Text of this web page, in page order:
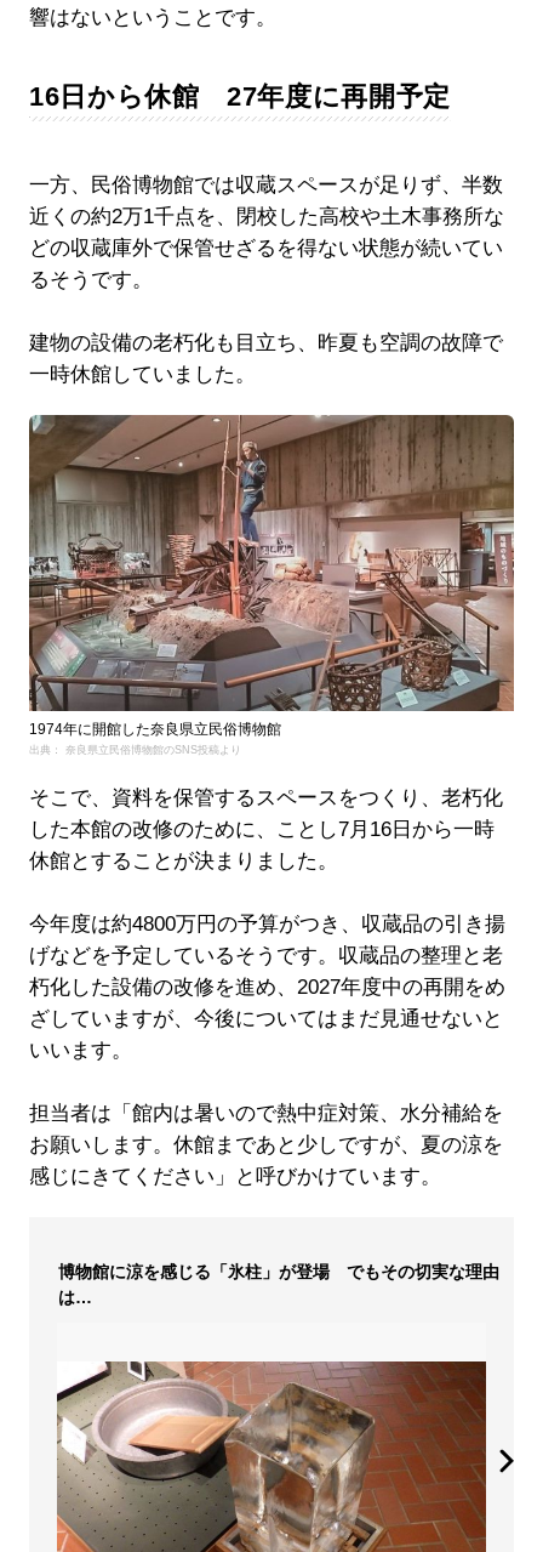
響はないということです。
16日から休館 27年度に再開予定
一方、民俗博物館では収蔵スペースが足りず、半数
近くの約2万1千点を、閉校した高校や土木事務所な
どの収蔵庫外で保管せざるを得ない状態が続いてい
るそうです。
建物の設備の老朽化も目立ち、昨夏も空調の故障で
一時休館していました。
1974年に開館した奈良県立民俗博物館
出典： 奈良県立民俗博物館のSNS投稿より
そこで、資料を保管するスペースをつくり、老朽化
した本館の改修のために、ことし7月16日から一時
休館とすることが決まりました。
今年度は約4800万円の予算がつき、収蔵品の引き揚
げなどを予定しているそうです。収蔵品の整理と老
朽化した設備の改修を進め、2027年度中の再開をめ
ざしていますが、今後についてはまだ見通せないと
いいます。
担当者は「館内は暑いので熱中症対策、水分補給を
お願いします。休館まであと少しですが、夏の涼を
感じにきてください」と呼びかけています。
博物館に涼を感じる「氷柱」が登場 でもその切実な理由
は…